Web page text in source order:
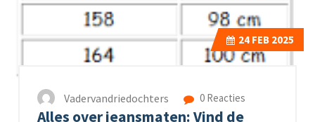
24 FEB 2025
Vadervandriedochters 0 Reacties
Alles over jeansmaten: Vind de